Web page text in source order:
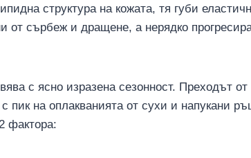
структура на кожата, тя губи
от сърбеж и дращене, а нерядко
с ясно изразена сезонност. Преходът
пик на оплакванията от сухи и напукани
фактора: